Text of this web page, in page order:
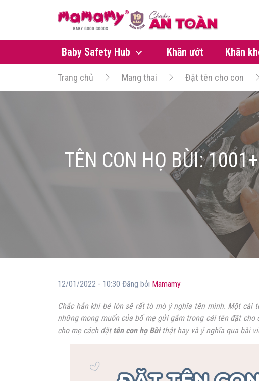
Baby Safety Hub Khăn ướt Khăn
Trang chủ Mang thai Đặt tên cho con
TÊN CON HỌ BÙI:
12/01/2022 - 10:30 Đăng bởi Mamamy
Chắc hẳn khi bé lớn sẽ rất tò mò ý nghĩa tên mình. Một cái
những mong muốn của bố mẹ gửi gắm trong cái tên đặt cho
cho mẹ cách đặt tên con họ Bùithật hay và ý nghĩa qua bài